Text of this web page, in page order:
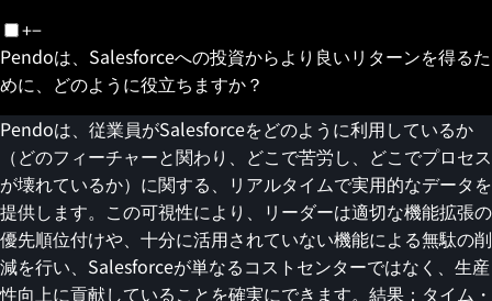
+−
Pendoは、Salesforceへの投資からより良いリターンを得るた
めに、どのように役立ちますか？
Pendoは、従業員がSalesforceをどのように利用しているか
（どのフィーチャーと関わり、どこで苦労し、どこでプロセス
が壊れているか）に関する、リアルタイムで実用的なデータを
提供します。この可視性により、リーダーは適切な機能拡張の
優先順位付けや、十分に活用されていない機能による無駄の削
減を行い、Salesforceが単なるコストセンターではなく、生産
性向上に貢献していることを確実にできます。結果：タイム・